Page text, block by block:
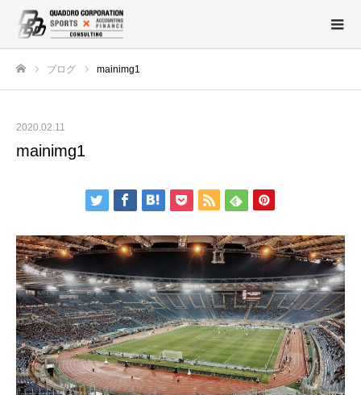
ブログ mainimg1
2020.02.11
mainimg1